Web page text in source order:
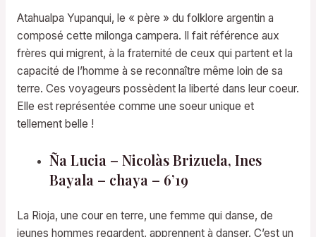
Atahualpa Yupanqui, le « père » du folklore argentin a
composé cette milonga campera. Il fait référence aux
frères qui migrent, à la fraternité de ceux qui partent et la
capacité de l’homme à se reconnaître même loin de sa
terre. Ces voyageurs possèdent la liberté dans leur coeur.
Elle est représentée comme une soeur unique et
tellement belle !
Ña Lucia – Nicolàs Brizuela, Ines
Bayala – chaya – 6’19
La Rioja, une cour en terre, une femme qui danse, de
jeunes hommes regardent, apprennent à danser. C’est un